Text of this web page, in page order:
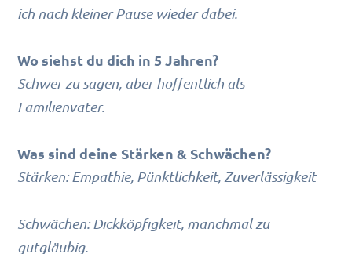
ich nach kleiner Pause wieder dabei.
Wo siehst du dich in 5 Jahren?
Schwer zu sagen, aber hoffentlich als
Familienvater.
Was sind deine Stärken & Schwächen?
Stärken: Empathie, Pünktlichkeit, Zuverlässigkeit
Schwächen: Dickköpfigkeit, manchmal zu
gutgläubig.